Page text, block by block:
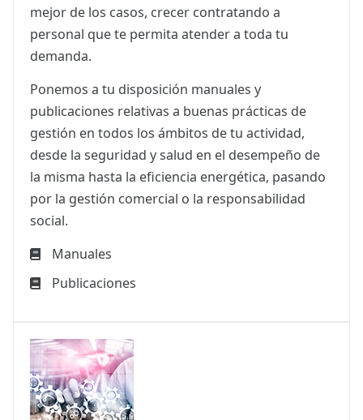
mejor de los casos, crecer contratando a
personal que te permita atender a toda tu
demanda.
Ponemos a tu disposición manuales y
publicaciones relativas a buenas prácticas de
gestión en todos los ámbitos de tu actividad,
desde la seguridad y salud en el desempeño de
la misma hasta la eficiencia energética, pasando
por la gestión comercial o la responsabilidad
social.
Manuales
Publicaciones